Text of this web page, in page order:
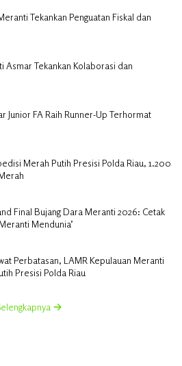
Tekankan Penguatan Fiskal dan
Asmar Tekankan Kolaborasi dan
Junior FA Raih Runner-Up Terhormat
Merah Putih Presisi Polda Riau, 1.200
Final Bujang Dara Meranti 2026: Cetak
Mendunia’
Perbatasan, LAMR Kepulauan Meranti
Presisi Polda Riau